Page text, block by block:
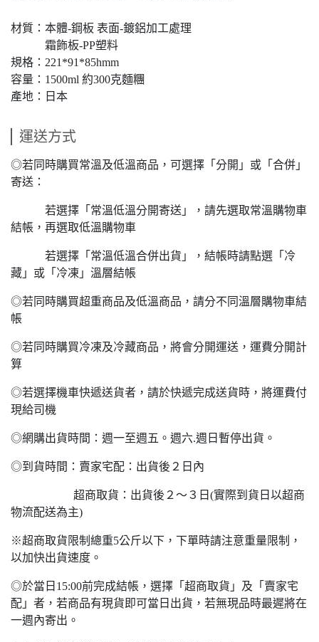
材質：本體-鋼板 表面-鍍鋁加工處理
霜飾板-PP塑料
規格：221*91*85hmm
容量：1500ml 約300克麵糰
產地：日本
運送方式
◎若同時購買常溫及低溫商品，可選擇「分開」或「合併」
寄送：
若選擇「常溫低溫分開寄送」，請先選取常溫購物車
結帳，再選取低溫購物車
若選擇「常溫低溫合併出貨」，結帳時請點選「冷
藏」或「冷凍」溫層結帳
◎若同時購買超重商品及低溫商品，請分不同溫層購物車結
帳
◎若同時購買冷凍及冷藏商品，將會分開運送，運費分開計
算
◎若選擇機車快遞送貨者，請於快遞完成送貨時，將運費付
現給司機
◎網購出貨時間：週一至週五。週六.週日暫停出貨。
◎到貨時間：賣家宅配：出貨後２日內
超商取貨：出貨後２～３日(實際到貨日以超商
物流配送為主)
※超商取貨限制總重5公斤以下，下單時請注意重量限制，
以加快出貨速度。
◎於當日15:00前完成結帳，選擇「超商取貨」及「賣家宅
配」者，若商品有現貨即可當日出貨，若無現品時最遲將在
一週內寄出。